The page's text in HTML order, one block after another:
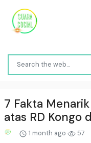
7 Fakta
atas RD Kongo
1 month ago 57